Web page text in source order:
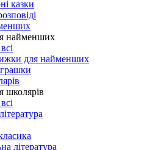
казки
найменших
для найменших
школярів
література